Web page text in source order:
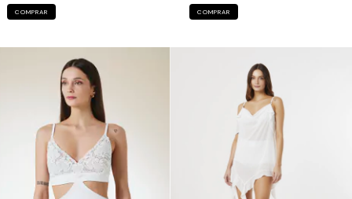
COMPRAR COMPRAR